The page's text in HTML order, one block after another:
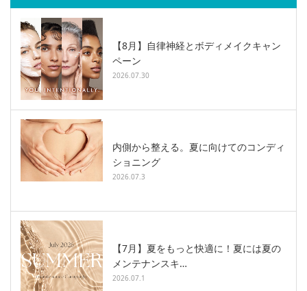
【8月】自律神経とボディメイクキャン
ペーン
2026.07.30
内側から整える。夏に向けてのコンディ
ショニング
2026.07.3
【7月】夏をもっと快適に！夏には夏の
メンテナンスキ…
2026.07.1